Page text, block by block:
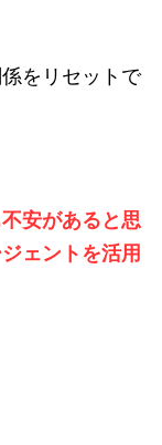
をリセットで
安があると思
ェントを活用